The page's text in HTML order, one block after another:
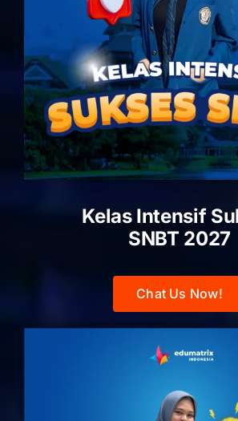
Kelas Intensif
SNBT 2027
Chat Us Now!